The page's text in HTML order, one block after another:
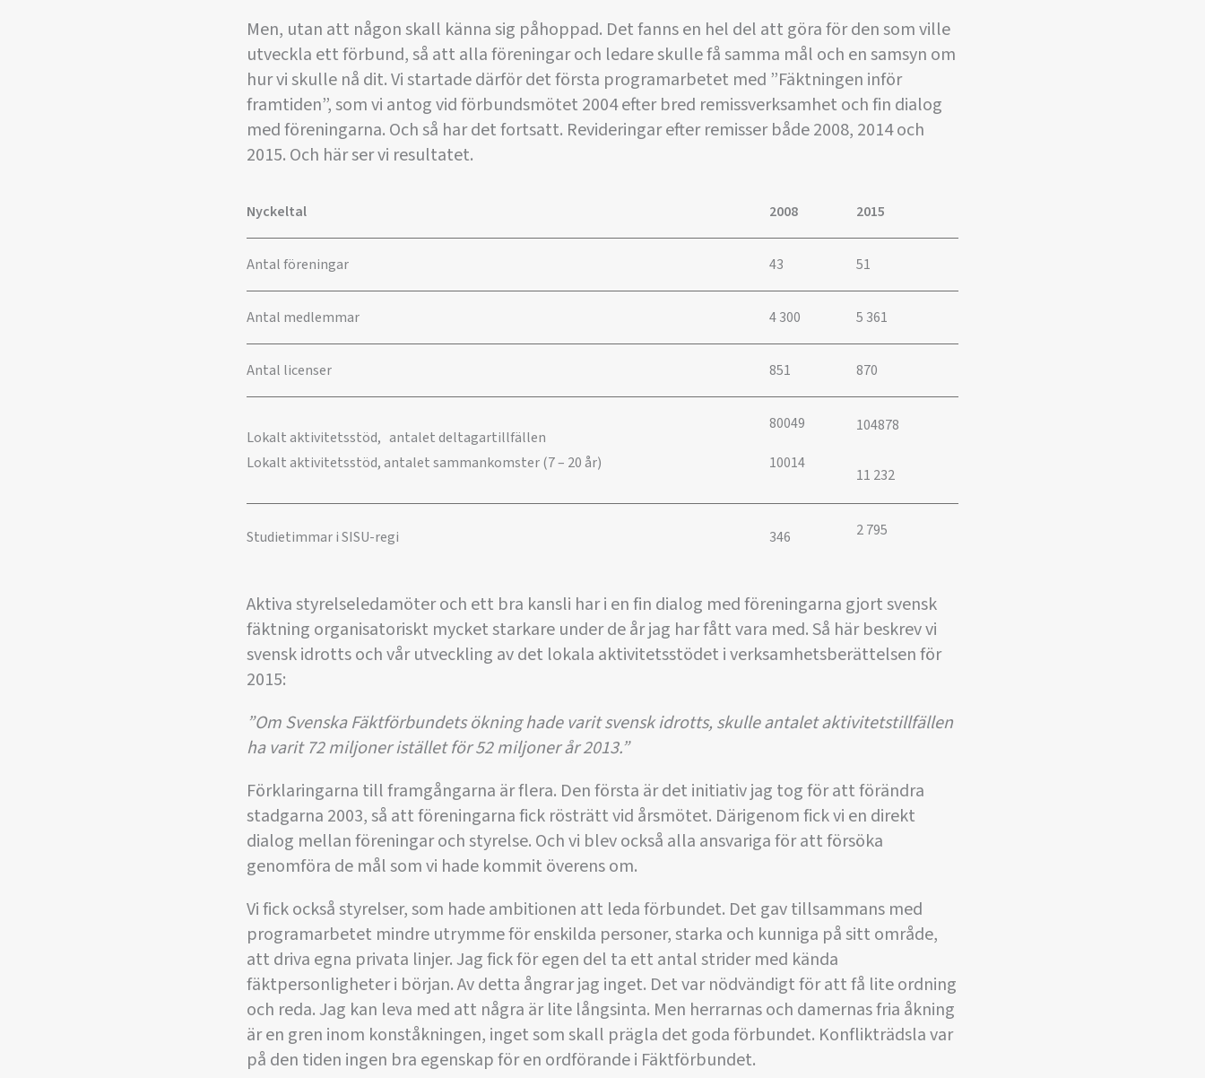
Men, utan att någon skall känna sig påhoppad. Det fanns en hel del att göra för den som ville
utveckla ett förbund, så att alla föreningar och ledare skulle få samma mål och en samsyn om
hur vi skulle nå dit. Vi startade därför det första programarbetet med ”Fäktningen inför
framtiden”, som vi antog vid förbundsmötet 2004 efter bred remissverksamhet och fin dialog
med föreningarna. Och så har det fortsatt. Revideringar efter remisser både 2008, 2014 och
2015. Och här ser vi resultatet.
Nyckeltal 2008 2015
Antal föreningar 43 51
Antal medlemmar 4 300 5 361
Antal licenser 851 870
Lokalt aktivitetsstöd, antalet deltagartillfällen
Lokalt aktivitetsstöd, antalet sammankomster (7 – 20 år)
80049
10014
104878
11 232
Studietimmar i SISU-regi 346 2 795
Aktiva styrelseledamöter och ett bra kansli har i en fin dialog med föreningarna gjort svensk
fäktning organisatoriskt mycket starkare under de år jag har fått vara med. Så här beskrev vi
svensk idrotts och vår utveckling av det lokala aktivitetsstödet i verksamhetsberättelsen för
2015:
”Om Svenska Fäktförbundets ökning hade varit svensk idrotts, skulle antalet aktivitetstillfällen
ha varit 72 miljoner istället för 52 miljoner år 2013.”
Förklaringarna till framgångarna är flera. Den första är det initiativ jag tog för att förändra
stadgarna 2003, så att föreningarna fick rösträtt vid årsmötet. Därigenom fick vi en direkt
dialog mellan föreningar och styrelse. Och vi blev också alla ansvariga för att försöka
genomföra de mål som vi hade kommit överens om.
Vi fick också styrelser, som hade ambitionen att leda förbundet. Det gav tillsammans med
programarbetet mindre utrymme för enskilda personer, starka och kunniga på sitt område,
att driva egna privata linjer. Jag fick för egen del ta ett antal strider med kända
fäktpersonligheter i början. Av detta ångrar jag inget. Det var nödvändigt för att få lite ordning
och reda. Jag kan leva med att några är lite långsinta. Men herrarnas och damernas fria åkning
är en gren inom konståkningen, inget som skall prägla det goda förbundet. Konflikträdsla var
på den tiden ingen bra egenskap för en ordförande i Fäktförbundet.